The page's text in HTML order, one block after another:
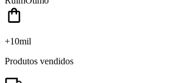
+10mil
Produtos vendidos